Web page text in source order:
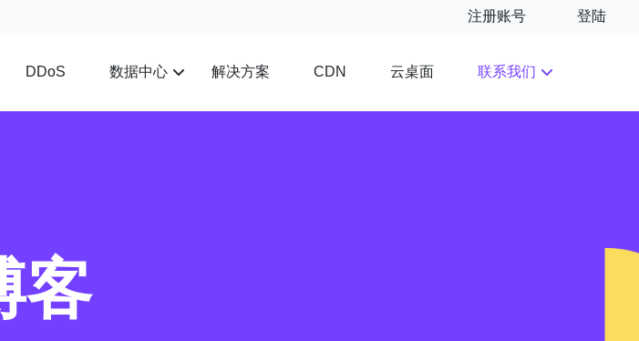
注册账号 登陆
DDoS 数据中心 解决方案 CDN 云桌面 联系我们
客